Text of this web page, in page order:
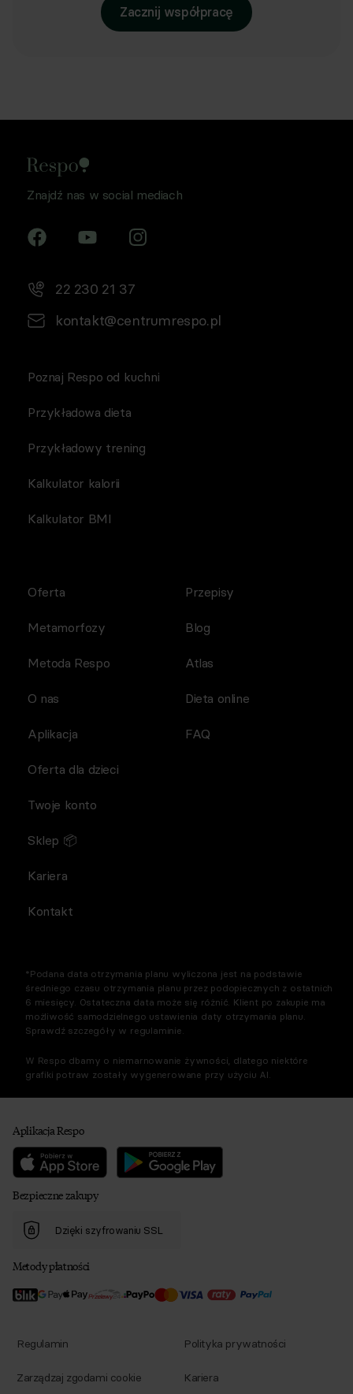
Zacznij współpracę
Znajdź nas w social mediach
22 230 21 37
kontakt@centrumrespo.pl
Poznaj Respo od kuchni
Przykładowa dieta
Przykładowy trening
Kalkulator kalorii
Kalkulator BMI
Oferta
Metamorfozy
Metoda Respo
O nas
Aplikacja
Przepisy
Blog
Atlas
Dieta online
FAQ
Oferta dla dzieci
Twoje konto
Sklep 📦
Kariera
Kontakt
*Podana data otrzymania planu wyliczona jest na podstawie
średniego czasu otrzymania planu przez podopiecznych z ostatnich
6 miesięcy. Ostateczna data może się różnić. Klient po zakupie ma
możliwość samodzielnego ustawienia daty otrzymania planu.
Sprawdź szczegóły w regulaminie.
W Respo dbamy o niemarnowanie żywności, dlatego niektóre
grafiki potraw zostały wygenerowane przy użyciu AI.
Aplikacja Respo
Bezpieczne zakupy
Dzięki szyfrowaniu SSL
Metody płatności
Regulamin Polityka prywatności
Zarządzaj zgodami cookie Kariera